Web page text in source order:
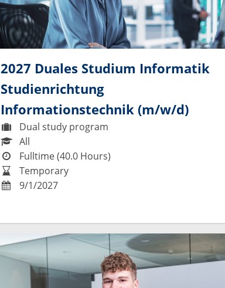
2027 Duales Studium Informatik
Studienrichtung
Informationstechnik (m/w/d)
Dual study program
All
Fulltime (40.0 Hours)
Temporary
9/1/2027